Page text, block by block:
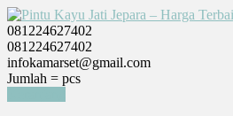
081224627402
081224627402
infokamarset@gmail.com
Jumlah = pcs